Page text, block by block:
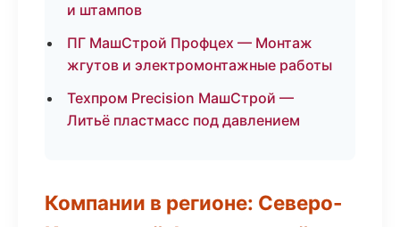
и штампов
ПГ МашСтрой Профцех — Монтаж
жгутов и электромонтажные работы
Техпром Precision МашСтрой —
Литьё пластмасс под давлением
Компании в регионе: Северо-